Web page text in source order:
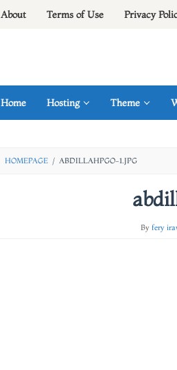
About Terms of Use Privacy
Home Hosting Theme
HOMEPAGE / ABDILLAHPGO-1.JPG
By fery